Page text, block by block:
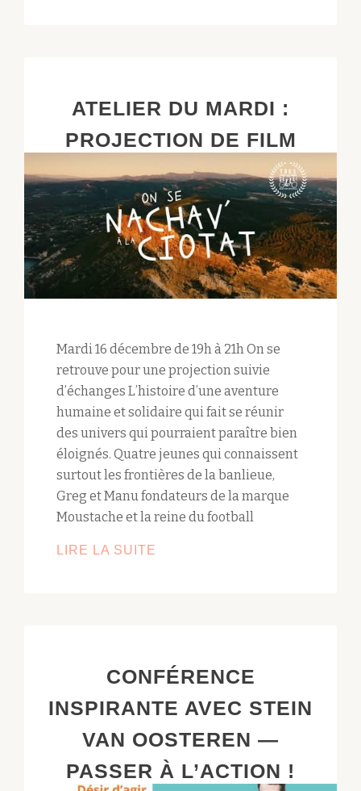
ATELIER DU MARDI :
PROJECTION DE FILM
Mardi 16 décembre de 19h à 21h On se
retrouve pour une projection suivie
d’échanges L’histoire d’une aventure
humaine et solidaire qui fait se réunir
des univers qui pourraient paraître bien
éloignés. Quatre jeunes qui connaissent
surtout les frontières de la banlieue,
Greg et Manu fondateurs de la marque
Moustache et la reine du football
LIRE LA SUITE
FILM
CONFÉRENCE
INSPIRANTE AVEC STEIN
VAN OOSTEREN —
PASSER À L’ACTION !